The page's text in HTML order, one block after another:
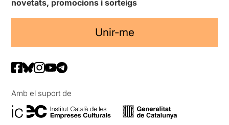
novetats, promocions i sorteigs
Unir-me
Amb el suport de